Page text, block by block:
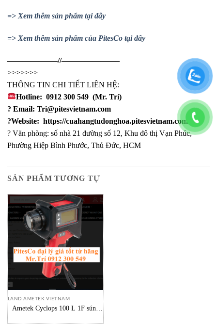
=> Xem thêm sản phẩm tại đây
=> Xem thêm sản phẩm của PitesCo tại đây
——————–//———————–
>>>>>>>
THÔNG TIN CHI TIẾT LIÊN HỆ:
Hotline:0912 300 549 (Mr. Trí)
? Email: Tri@pitesvietnam.com
?Website: https://cuahangtudonghoa.pitesvietnam.com/
? Văn phòng: số nhà 21 đường số 12, Khu đô thị Vạn Phúc,
Phường Hiệp Bình Phước, Thủ Đức, HCM
SẢN PHẨM TƯƠNG TỰ
LAND AMETEK VIETNAM
Ametek Cyclops 100 L 1F súng